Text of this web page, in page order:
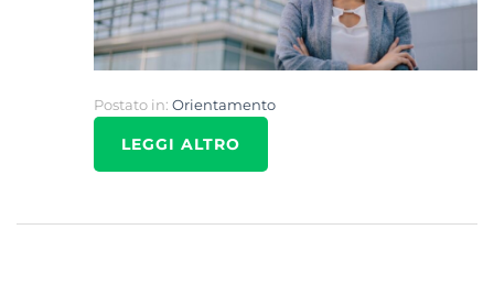
Postato in: Orientamento
LEGGI ALTRO